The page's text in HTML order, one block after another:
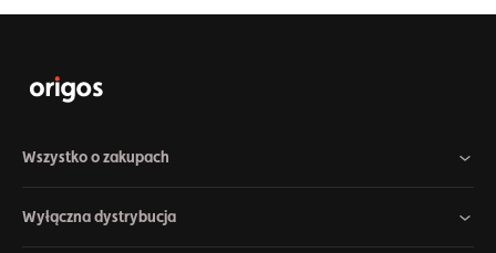
Wszystko o zakupach
Wyłączna dystrybucja